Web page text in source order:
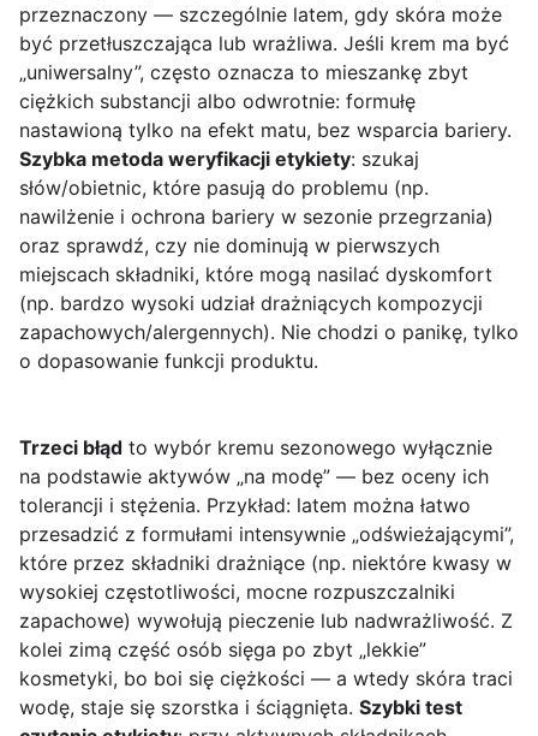
przeznaczony — szczególnie latem, gdy skóra może
być przetłuszczająca lub wrażliwa. Jeśli krem ma być
„uniwersalny”, często oznacza to mieszankę zbyt
ciężkich substancji albo odwrotnie: formułę
nastawioną tylko na efekt matu, bez wsparcia bariery.
Szybka metoda weryfikacji etykiety: szukaj
słów/obietnic, które pasują do problemu (np.
nawilżenie i ochrona bariery w sezonie przegrzania)
oraz sprawdź, czy nie dominują w pierwszych
miejscach składniki, które mogą nasilać dyskomfort
(np. bardzo wysoki udział drażniących kompozycji
zapachowych/alergennych). Nie chodzi o panikę, tylko
o dopasowanie funkcji produktu.
Trzeci błąd to wybór kremu sezonowego wyłącznie
na podstawie aktywów „na modę” — bez oceny ich
tolerancji i stężenia. Przykład: latem można łatwo
przesadzić z formułami intensywnie „odświeżającymi”,
które przez składniki drażniące (np. niektóre kwasy w
wysokiej częstotliwości, mocne rozpuszczalniki
zapachowe) wywołują pieczenie lub nadwrażliwość. Z
kolei zimą część osób sięga po zbyt „lekkie”
kosmetyki, bo boi się ciężkości — a wtedy skóra traci
wodę, staje się szorstka i ściągnięta. Szybki test